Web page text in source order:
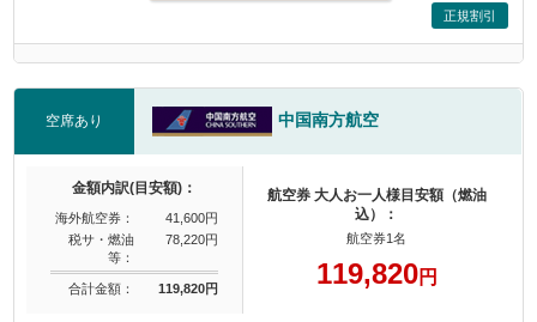
正規割引
空席あり 中国南方航空
金額内訳(目安額)：
海外航空券：
41,600円
税サ・燃油
等：
78,220円
合計金額： 119,820円
航空券 大人お一人様目安額（燃油
込）：
航空券1名
119,820円